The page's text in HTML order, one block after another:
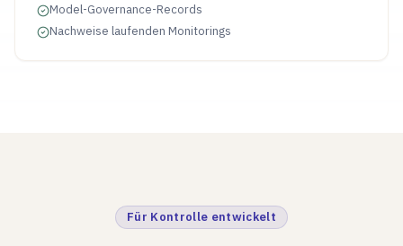
Model-Governance-Records
Nachweise laufenden Monitorings
Für Kontrolle entwickelt